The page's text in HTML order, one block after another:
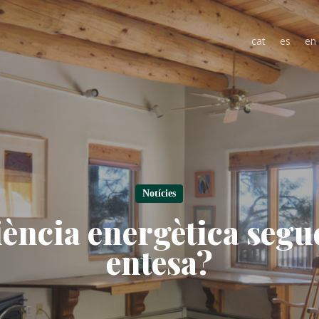
cat es en
Notícies
energètica
entesa?